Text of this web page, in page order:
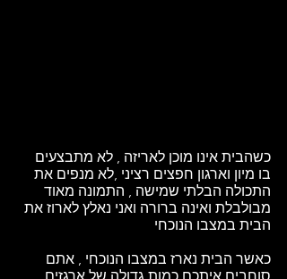
כשהבית אינו מוכן לאריזה , לא מתבצעים
בו מיון וארגון חפצים רציני ,לא מנפים את
התכולה הבלתי שמישה , התמונה מאוד
מבולבלת ואינה ברורה ואני נאלץ לארוז את
הבית במצבו הנוכחי
כאשר הבית נארז במצבו הנוכחי , אתם